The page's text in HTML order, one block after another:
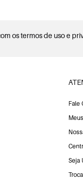
ostermos de uso e
Fale
Seja